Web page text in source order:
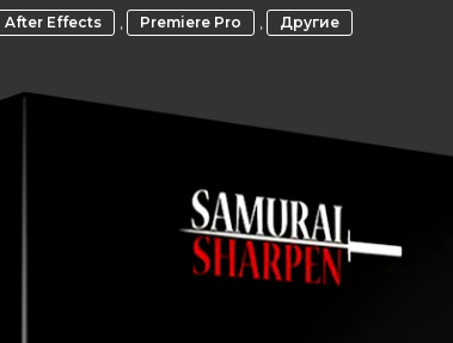
After Effects , Premiere Pro , Другие